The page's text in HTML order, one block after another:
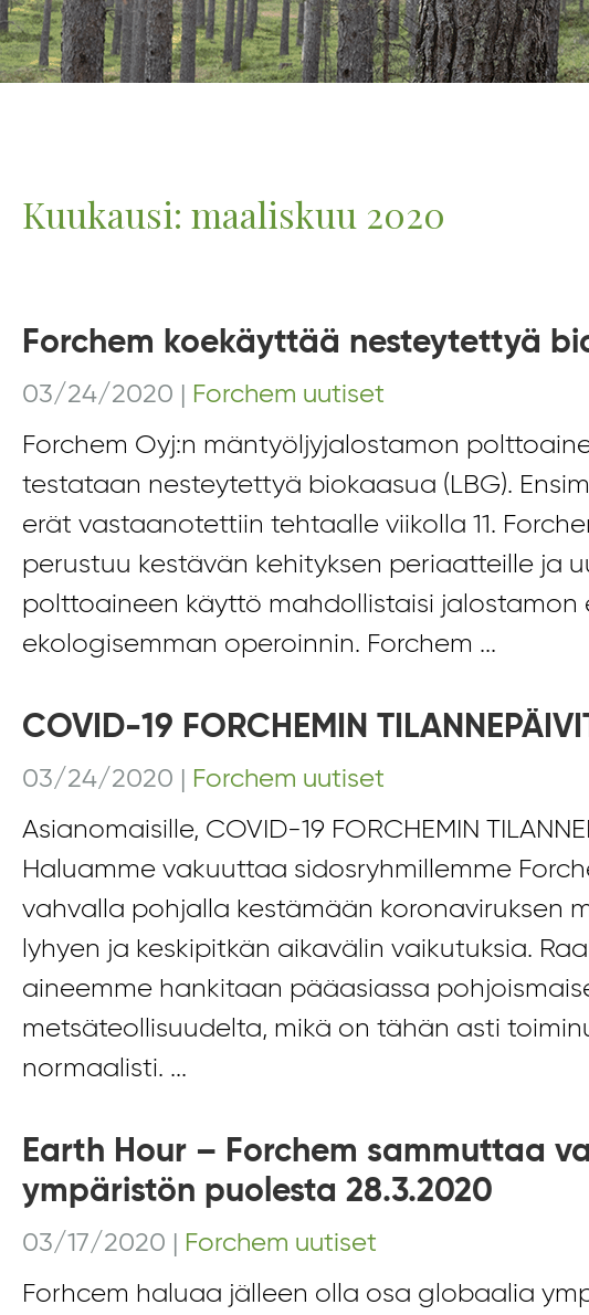
Kuukausi: maaliskuu 2020
Forchem koekäyttää nesteytettyä
03/24/2020
Forchem uutiset
Forchem Oyj:n mäntyöljyjalostamon
testataan nesteytettyä biokaasua (LBG).
erät vastaanotettiin tehtaalle viikolla 11.
perustuu kestävän kehityksen periaatteille ja
polttoaineen käyttö mahdollistaisi jalostamon
ekologisemman operoinnin. Forchem ...
COVID-19 FORCHEMIN
03/24/2020
Forchem uutiset
Asianomaisille, COVID-19 FORCHEMIN
Haluamme vakuuttaa sidosryhmillemme
vahvalla pohjalla kestämään koronaviruksen
lyhyen ja keskipitkän aikavälin vaikutuksia.
aineemme hankitaan pääasiassa
metsäteollisuudelta, mikä on tähän asti
normaalisti. ...
Earth Hour – Forchem sammuttaa
ympäristön puolesta 28.3.2020
03/17/2020
Forchem uutiset
Forhcem haluaa jälleen olla osa globaalia